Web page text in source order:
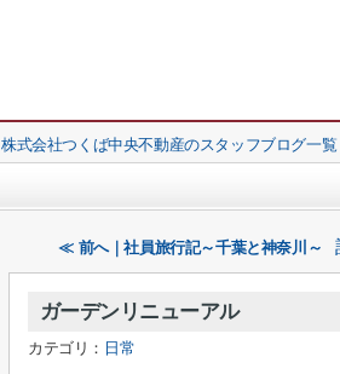
株式会社つくば中央不動産のスタッフブログ一覧
≪ 前へ｜社員旅行記～千葉と神奈川～
ガーデンリニューアル
カテゴリ： 日常